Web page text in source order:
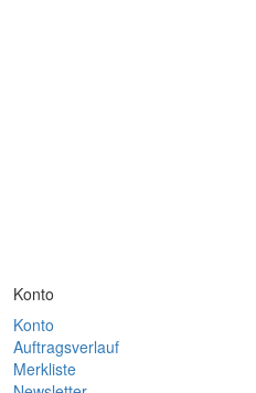
Konto
Konto
Auftragsverlauf
Merkliste